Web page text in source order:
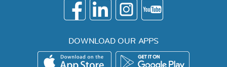
DOWNLOAD OUR APPS